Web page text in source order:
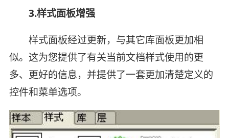
3.样式面板增强
样式面板经过更新，与其它库面板更加相
似。这为您提供了有关当前文档样式使用的更
多、更好的信息，并提供了一套更加清楚定义的
控件和菜单选项。